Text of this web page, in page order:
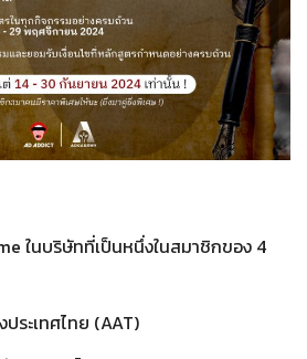
ในบริษัทที่เป็นหนึ่งในสมาชิกของ 4
ระเทศไทย (AAT)